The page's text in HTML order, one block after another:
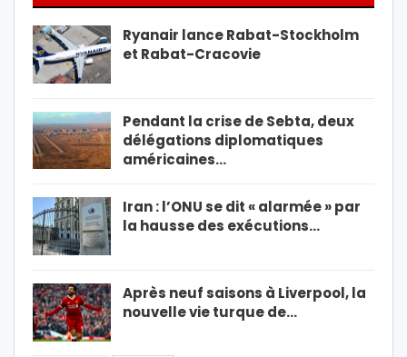
Ryanair lance Rabat-Stockholm
et Rabat-Cracovie
Pendant la crise de Sebta, deux
délégations diplomatiques
américaines…
Iran : l’ONU se dit « alarmée » par
la hausse des exécutions…
Après neuf saisons à Liverpool, la
nouvelle vie turque de…